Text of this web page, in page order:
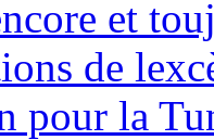
et
de
pour la